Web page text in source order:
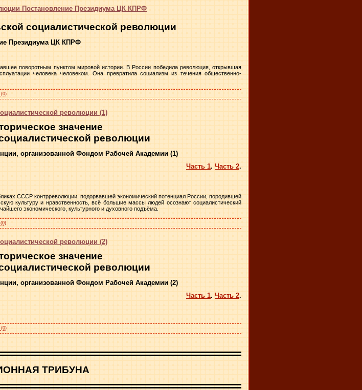
Постановление Президиума ЦК КПРФ
социалистической революции
Президиума ЦК КПРФ
поворотным пунктом мировой истории. В России победила революция, открывшая
человека человеком. Она превратила социализм из течения общественно-
(0)
революции (1)
значение
революции
организованной Фондом Рабочей Академии (1)
Часть 1. Часть 2.
СССР контрреволюции, подорвавшей экономический потенциал России, породившей
культуру и нравственность, всё большие массы людей осознают социалистический
экономического, культурного и духовного подъёма.
революции (2)
значение
революции
организованной Фондом Рабочей Академии (2)
Часть 1. Часть 2.
(0)
ТРИБУНА